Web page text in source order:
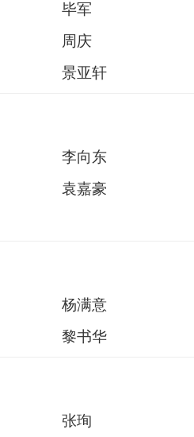
毕军
周庆
景亚轩
李向东
袁嘉豪
杨满意
黎书华
张珣